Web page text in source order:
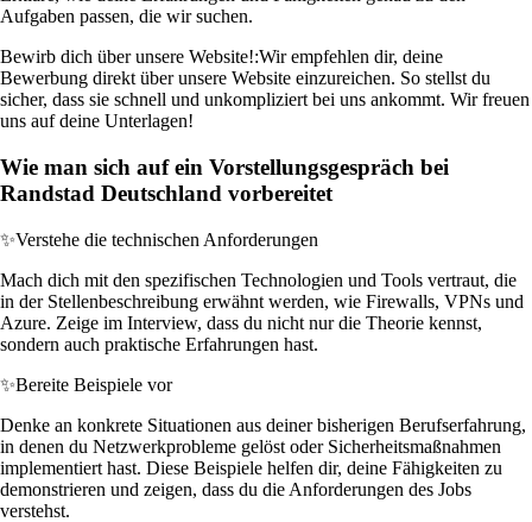
Aufgaben passen, die wir suchen.
Bewirb dich über unsere Website!:Wir empfehlen dir, deine
Bewerbung direkt über unsere Website einzureichen. So stellst du
sicher, dass sie schnell und unkompliziert bei uns ankommt. Wir freuen
uns auf deine Unterlagen!
Wie man sich auf ein Vorstellungsgespräch bei
Randstad Deutschland vorbereitet
✨Verstehe die technischen Anforderungen
Mach dich mit den spezifischen Technologien und Tools vertraut, die
in der Stellenbeschreibung erwähnt werden, wie Firewalls, VPNs und
Azure. Zeige im Interview, dass du nicht nur die Theorie kennst,
sondern auch praktische Erfahrungen hast.
✨Bereite Beispiele vor
Denke an konkrete Situationen aus deiner bisherigen Berufserfahrung,
in denen du Netzwerkprobleme gelöst oder Sicherheitsmaßnahmen
implementiert hast. Diese Beispiele helfen dir, deine Fähigkeiten zu
demonstrieren und zeigen, dass du die Anforderungen des Jobs
verstehst.